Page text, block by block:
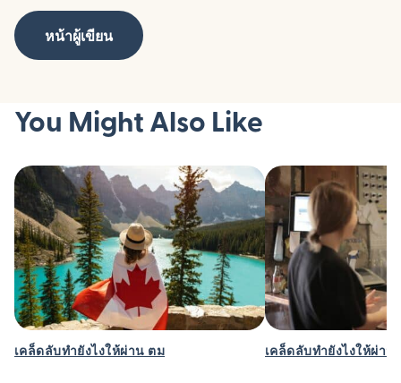
หน้าผู้เขียน
You Might Also Like
เคล็ดลับทำยังไงให้ผ่าน ตม เคล็ดลับทำยังไงให้ผ่าน